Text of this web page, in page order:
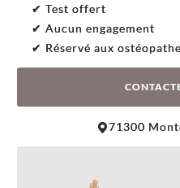
✔ Test offert
✔ Aucun engagement
✔ Réservé aux
+
71300